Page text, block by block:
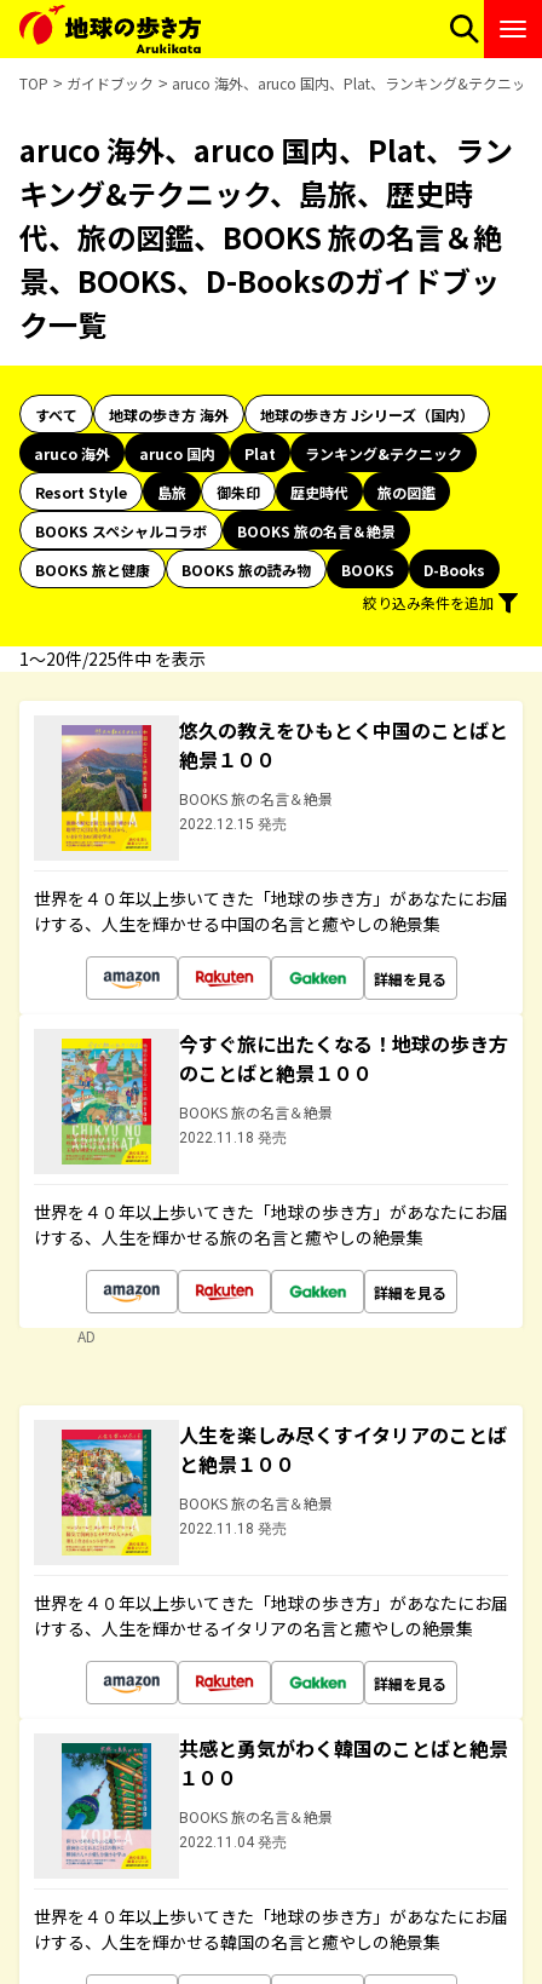
TOP ガイドブック aruco 海外、aruco 国内、Plat、ランキング&テクニッ
aruco 海外、aruco 国内、Plat、ラン
キング&テクニック、島旅、歴史時
代、旅の図鑑、BOOKS 旅の名言＆絶
景、BOOKS、D-Booksのガイドブッ
ク一覧
すべて 地球の歩き方 海外
地球の歩き方 Jシリーズ（国内）
aruco 海外
aruco 国内 Plat
ランキング&テクニック
Resort Style
島旅 御朱印 歴史時代
旅の図鑑
BOOKS スペシャルコラボ
BOOKS 旅の名言＆絶景
BOOKS 旅と健康
BOOKS 旅の読み物 BOOKS
D-Books
絞り込み条件を追加
1〜20件/225件中 を表示
悠久の教えをひもとく中国のことばと
絶景１００
BOOKS 旅の名言＆絶景
2022.12.15 発売
世界を４０年以上歩いてきた「地球の歩き方」があなたにお届
けする、人生を輝かせる中国の名言と癒やしの絶景集
詳細を見る
今すぐ旅に出たくなる！地球の歩き方
のことばと絶景１００
BOOKS 旅の名言＆絶景
2022.11.18 発売
世界を４０年以上歩いてきた「地球の歩き方」があなたにお届
けする、人生を輝かせる旅の名言と癒やしの絶景集
詳細を見る
AD
人生を楽しみ尽くすイタリアのことば
と絶景１００
BOOKS 旅の名言＆絶景
2022.11.18 発売
世界を４０年以上歩いてきた「地球の歩き方」があなたにお届
けする、人生を輝かせるイタリアの名言と癒やしの絶景集
詳細を見る
共感と勇気がわく韓国のことばと絶景
１００
BOOKS 旅の名言＆絶景
2022.11.04 発売
世界を４０年以上歩いてきた「地球の歩き方」があなたにお届
けする、人生を輝かせる韓国の名言と癒やしの絶景集